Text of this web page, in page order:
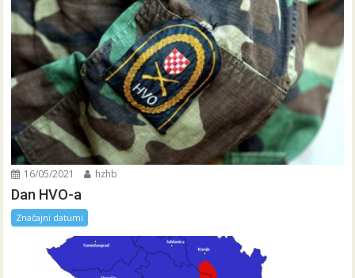
16/05/2021 hzhb
Dan HVO-a
Značajni datumi